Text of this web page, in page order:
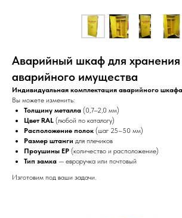
Аварийный шкаф для
аварийного имущества
Индивидуальная комплектация аварийного шкафа
Вы можете изменить:
Толщину металла (0,7–2,0 мм)
Цвет RAL (любой по каталогу)
Расположение полок (шаг 25–50 мм)
Размер штанги для плечиков
Проушины ЕР (количество и расположение)
Тип замка — евроручка или почтовый
Изготовим под ваши задачи.